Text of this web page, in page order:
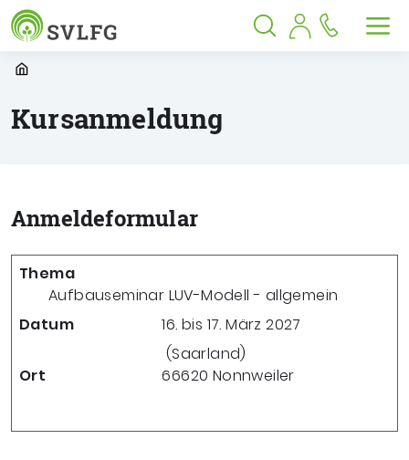
Inhalt
Suche
Springe zu: Hauptmenü
Sozialversicherung für
Suche öffnen
Suche schließen
Startpage
Kursanmeldung
Anmeldeformular
Thema
Aufbauseminar LUV-Modell - allgemein
Datum
16. bis 17. März 2027
Ort
(Saarland)
66620 Nonnweiler